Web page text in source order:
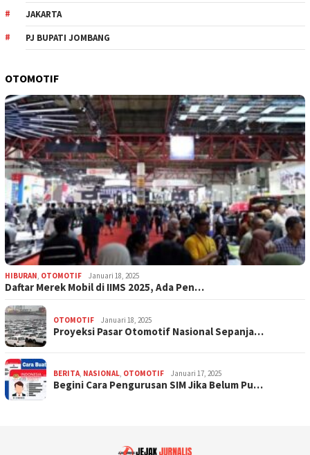
JAKARTA
PJ BUPATI JOMBANG
OTOMOTIF
HIBURAN, OTOMOTIF Januari 18, 2025
Daftar Merek Mobil di IIMS 2025, Ada Pen…
OTOMOTIF Januari 18, 2025
Proyeksi Pasar Otomotif Nasional Sepanja…
BERITA, NASIONAL, OTOMOTIF Januari 17, 2025
Begini Cara Pengurusan SIM Jika Belum Pu…